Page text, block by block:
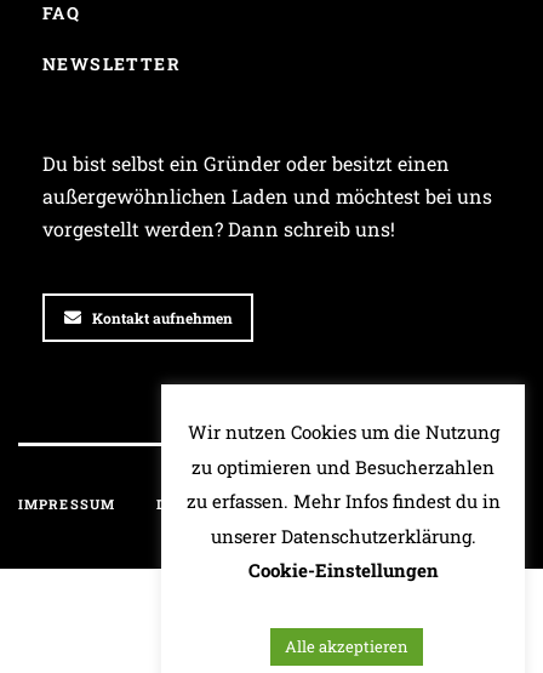
FAQ
NEWSLETTER
Du bist selbst ein Gründer oder besitzt einen
außergewöhnlichen Laden und möchtest bei uns
vorgestellt werden? Dann schreib uns!
Kontakt aufnehmen
IMPRESSUM DATENSCHUTZ HAFTUNGSAUSSCHLUSS
Wir nutzen Cookies um die Nutzung
zu optimieren und Besucherzahlen
zu erfassen. Mehr Infos findest du in
unserer Datenschutzerklärung.
Cookie-Einstellungen
Alle akzeptieren